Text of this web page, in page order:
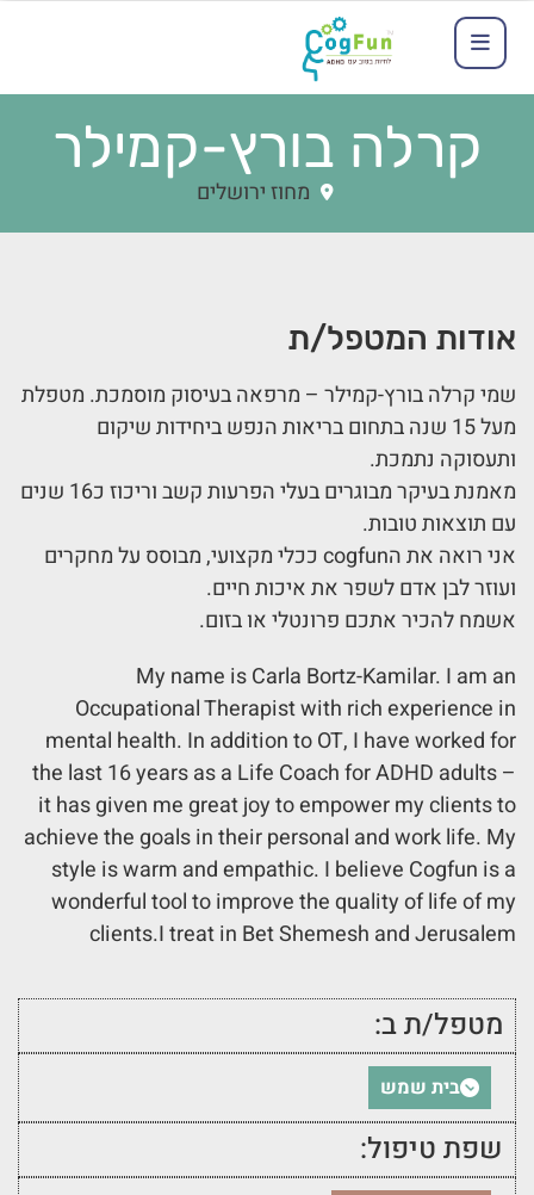
קרלה בורץ-קמילר
מחוז ירושלים
אודות המטפל/ת
שמי קרלה בורץ-קמילר – מרפאה בעיסוק מוסמכת. מטפלת
מעל 15 שנה בתחום בריאות הנפש ביחידות שיקום
ותעסוקה נתמכת.
מאמנת בעיקר מבוגרים בעלי הפרעות קשב וריכוז כ16 שנים
עם תוצאות טובות.
אני רואה את הcogfun ככלי מקצועי, מבוסס על מחקרים
ועוזר לבן אדם לשפר את איכות חיים.
אשמח להכיר אתכם פרונטלי או בזום.
My name is Carla Bortz-Kamilar. I am an
Occupational Therapist with rich experience in
mental health. In addition to OT, I have worked for
the last 16 years as a Life Coach for ADHD adults –
it has given me great joy to empower my clients to
achieve the goals in their personal and work life. My
style is warm and empathic. I believe Cogfun is a
wonderful tool to improve the quality of life of my
clients.I treat in Bet Shemesh and Jerusalem
מטפל/ת ב:
בית שמש
שפת טיפול: